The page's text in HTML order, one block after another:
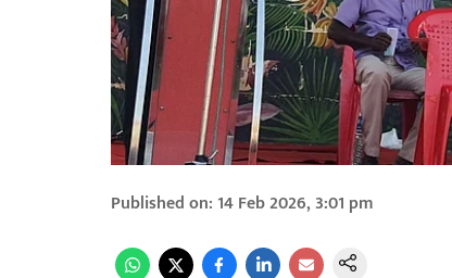
Published on: 14 Feb 2026, 3:01 pm